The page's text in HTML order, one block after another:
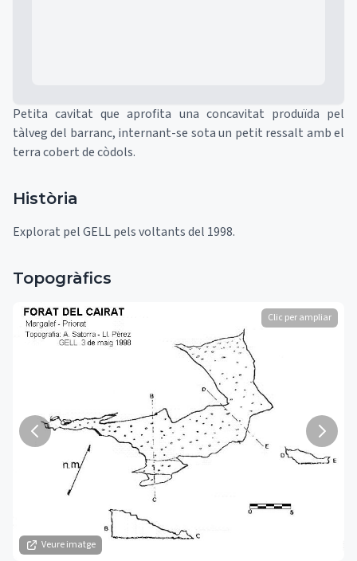
Petita cavitat que aprofita una concavitat produïda pel
tàlveg del barranc, internant-se sota un petit ressalt amb el
terra cobert de còdols.
Història
Explorat pel GELL pels voltants del 1998.
Topogràfics
Veure imatge
Clic per ampliar